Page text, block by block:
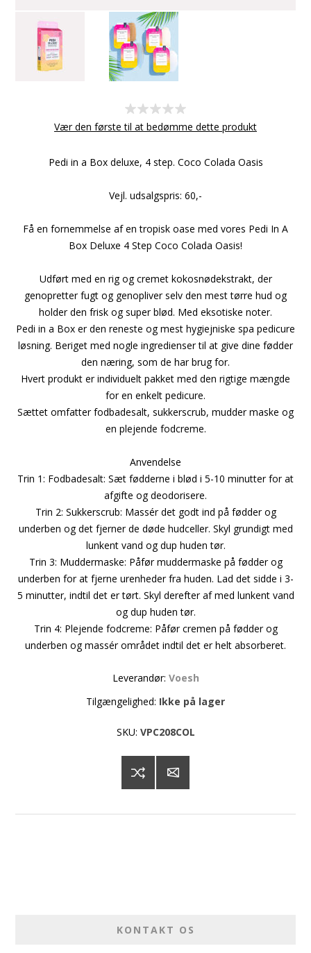
Vær den første til at bedømme dette produkt
Pedi in a Box deluxe, 4 step. Coco Colada Oasis
Vejl. udsalgspris: 60,-
Få en fornemmelse af en tropisk oase med vores Pedi In A
Box Deluxe 4 Step Coco Colada Oasis!
Udført med en rig og cremet kokosnødekstrakt, der
genopretter fugt og genopliver selv den mest tørre hud og
holder den frisk og super blød. Med eksotiske noter.
Pedi in a Box er den reneste og mest hygiejniske spa pedicure
løsning. Beriget med nogle ingredienser til at give dine fødder
den næring, som de har brug for.
Hvert produkt er individuelt pakket med den rigtige mængde
for en enkelt pedicure.
Sættet omfatter fodbadesalt, sukkerscrub, mudder maske og
en plejende fodcreme.
Anvendelse
Trin 1: Fodbadesalt: Sæt fødderne i blød i 5-10 minutter for at
afgifte og deodorisere.
Trin 2: Sukkerscrub: Massér det godt ind på fødder og
underben og det fjerner de døde hudceller. Skyl grundigt med
lunkent vand og dup huden tør.
Trin 3: Muddermaske: Påfør muddermaske på fødder og
underben for at fjerne urenheder fra huden. Lad det sidde i 3-
5 minutter, indtil det er tørt. Skyl derefter af med lunkent vand
og dup huden tør.
Trin 4: Plejende fodcreme: Påfør cremen på fødder og
underben og massér området indtil det er helt absorberet.
Leverandør: Voesh
Tilgængelighed: Ikke på lager
SKU: VPC208COL
KONTAKT OS